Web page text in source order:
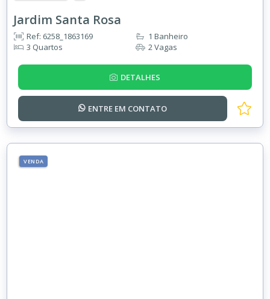
Jardim Santa Rosa
Ref: 6258_1863169
3 Quartos
1 Banheiro
2 Vagas
DETALHES
ENTRE EM CONTATO
VENDA